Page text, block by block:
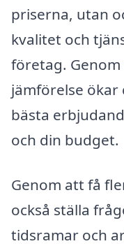
priserna, utan
kvalitet och
företag.
jämförelse
bästa
och din budget.
Genom att få
också ställa
tidsramar och